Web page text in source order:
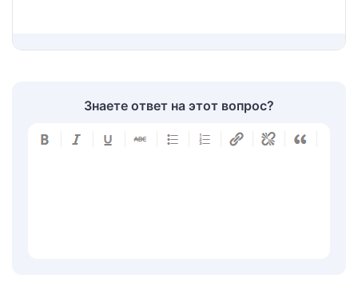
Знаете ответ на этот вопрос?